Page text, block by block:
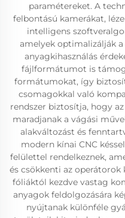
paramétereket. A
felbontású kamerákat,
intelligens
amelyek optimalizálják
anyagkihasználás
fájlformátumot is
formátumokat, így
csomagokkal való
rendszer biztosítja, hogy
maradjanak a vágási
alakváltozást és
modern kínai CNC
felülettel rendelkeznek,
és csökkenti az operátorok
fóliáktól kezdve vastag
anyagok feldolgozására
nyújtanak különféle